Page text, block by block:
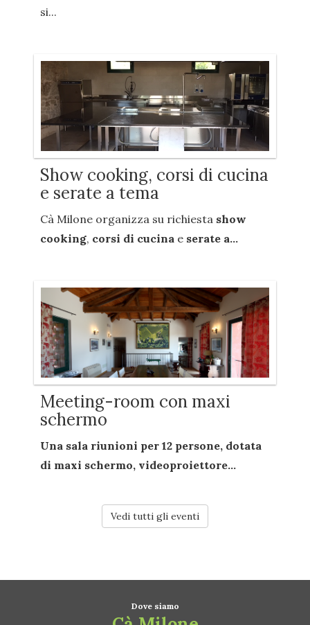
si...
Show cooking, corsi di cucina
e serate a tema
Cà Milone organizza su richiesta show
cooking, corsi di cucina e serate a...
Meeting-room con maxi
schermo
Una sala riunioni per 12 persone, dotata
di maxi schermo, videoproiettore...
Vedi tutti gli eventi
Dove siamo